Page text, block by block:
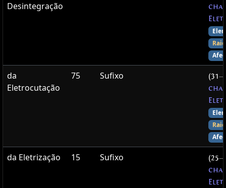
Desintegração
Raio
da
Eletrocutação
75 Sufixo (31—
Raio
da Eletrização 15 Sufixo (25—